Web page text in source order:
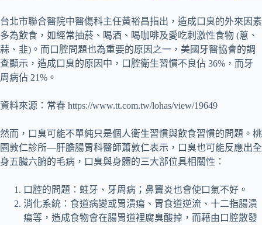
台北市聯合醫院中醫傷科主任黃裕昌指出，造成口臭的外來因素
多為飲食，如經常抽菸、喝酒、喝咖啡及愛吃刺激性食物 (蔥、
蒜、韭)。而口腔問題也為重要的原因之一，美國牙醫協會的調
查顯示，造成口臭的原因中，口腔衛生習慣不良佔 36%，而牙
周病佔 21%。
資料來源：常春 https://www.tt.com.tw/lohas/view/19649
然而，口臭可能不單純只是個人衛生習慣與飲食習慣的問題。桃
園敦仁診所—肝膽腸胃科醫師蕭敦仁表示，口臭也可能反應出全
身五臟六腑的毛病，口臭與身體的三大部位具相關性：
口腔的問題：蛀牙、牙周病；鼻竇炎也會使口氣不好。
消化系統：食道病變或胃潰瘍、胃食道逆流、十二指腸潰
瘍等，造成食物會在腸胃道裡腐臭酸掉，而藉由口腔散發